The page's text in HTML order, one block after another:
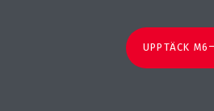
UPPTÄCK M6